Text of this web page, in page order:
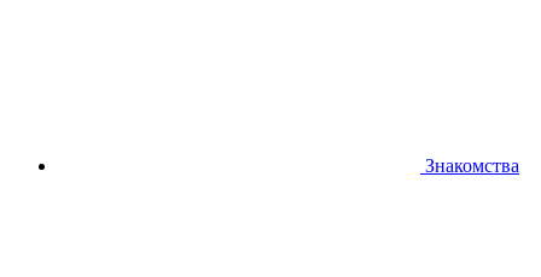
Знакомства